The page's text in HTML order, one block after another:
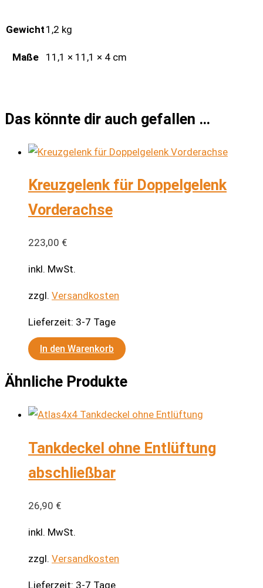
Gewicht 1,2 kg
Maße 11,1 × 11,1 × 4 cm
Das könnte dir auch gefallen …
Kreuzgelenk für Doppelgelenk
Vorderachse
223,00 €
inkl. MwSt.
zzgl. Versandkosten
Lieferzeit: 3-7 Tage
In den Warenkorb
Ähnliche Produkte
Tankdeckel ohne Entlüftung
abschließbar
26,90 €
inkl. MwSt.
zzgl. Versandkosten
Lieferzeit: 3-7 Tage